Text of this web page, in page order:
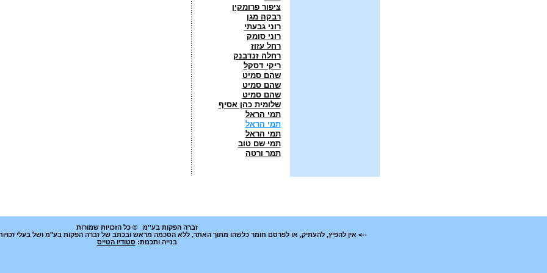
ציפור פרומקין
רבקה מגן
רוני גבעתי
רוני סומק
רחל עזוז
רחלה זנדבנק
ריקי דסקל
שהם סמיט
שהם סמיט
שהם סמיט
שלומית כהן אסיף
תמי הראל
תמי הראל
תמי הראל
תמי שם טוב
תמר ורטה
זברה הפקות בע''מ © כל הזכויות שמורות
--> אין להפיץ, להעתיק, או לפרסם חומר כלשהו מתוך האתר, ללא הסכמה מראש ובכתב של זברה הפקות בע"מ ושל בעלי
בנייה ותכנות: סטודיו הטייס